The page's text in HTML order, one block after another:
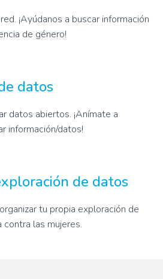
¡Ayúdanos a buscar información
de género!
datos
datos abiertos. ¡Anímate a
información/datos!
de datos
tu propia exploración de
las mujeres.